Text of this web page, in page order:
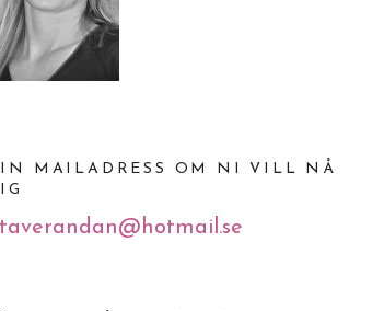
MAILADRESS OM NI VILL NÅ